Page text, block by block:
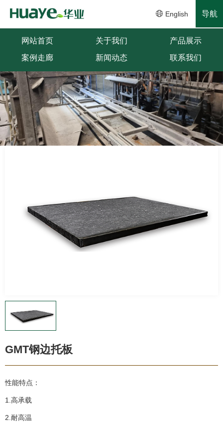
导航
English
网站首页 关于我们
产品展示
案例走廊
新闻动态 联系我们
GMT钢边托板
性能特点：
1.高承载
2.耐高温